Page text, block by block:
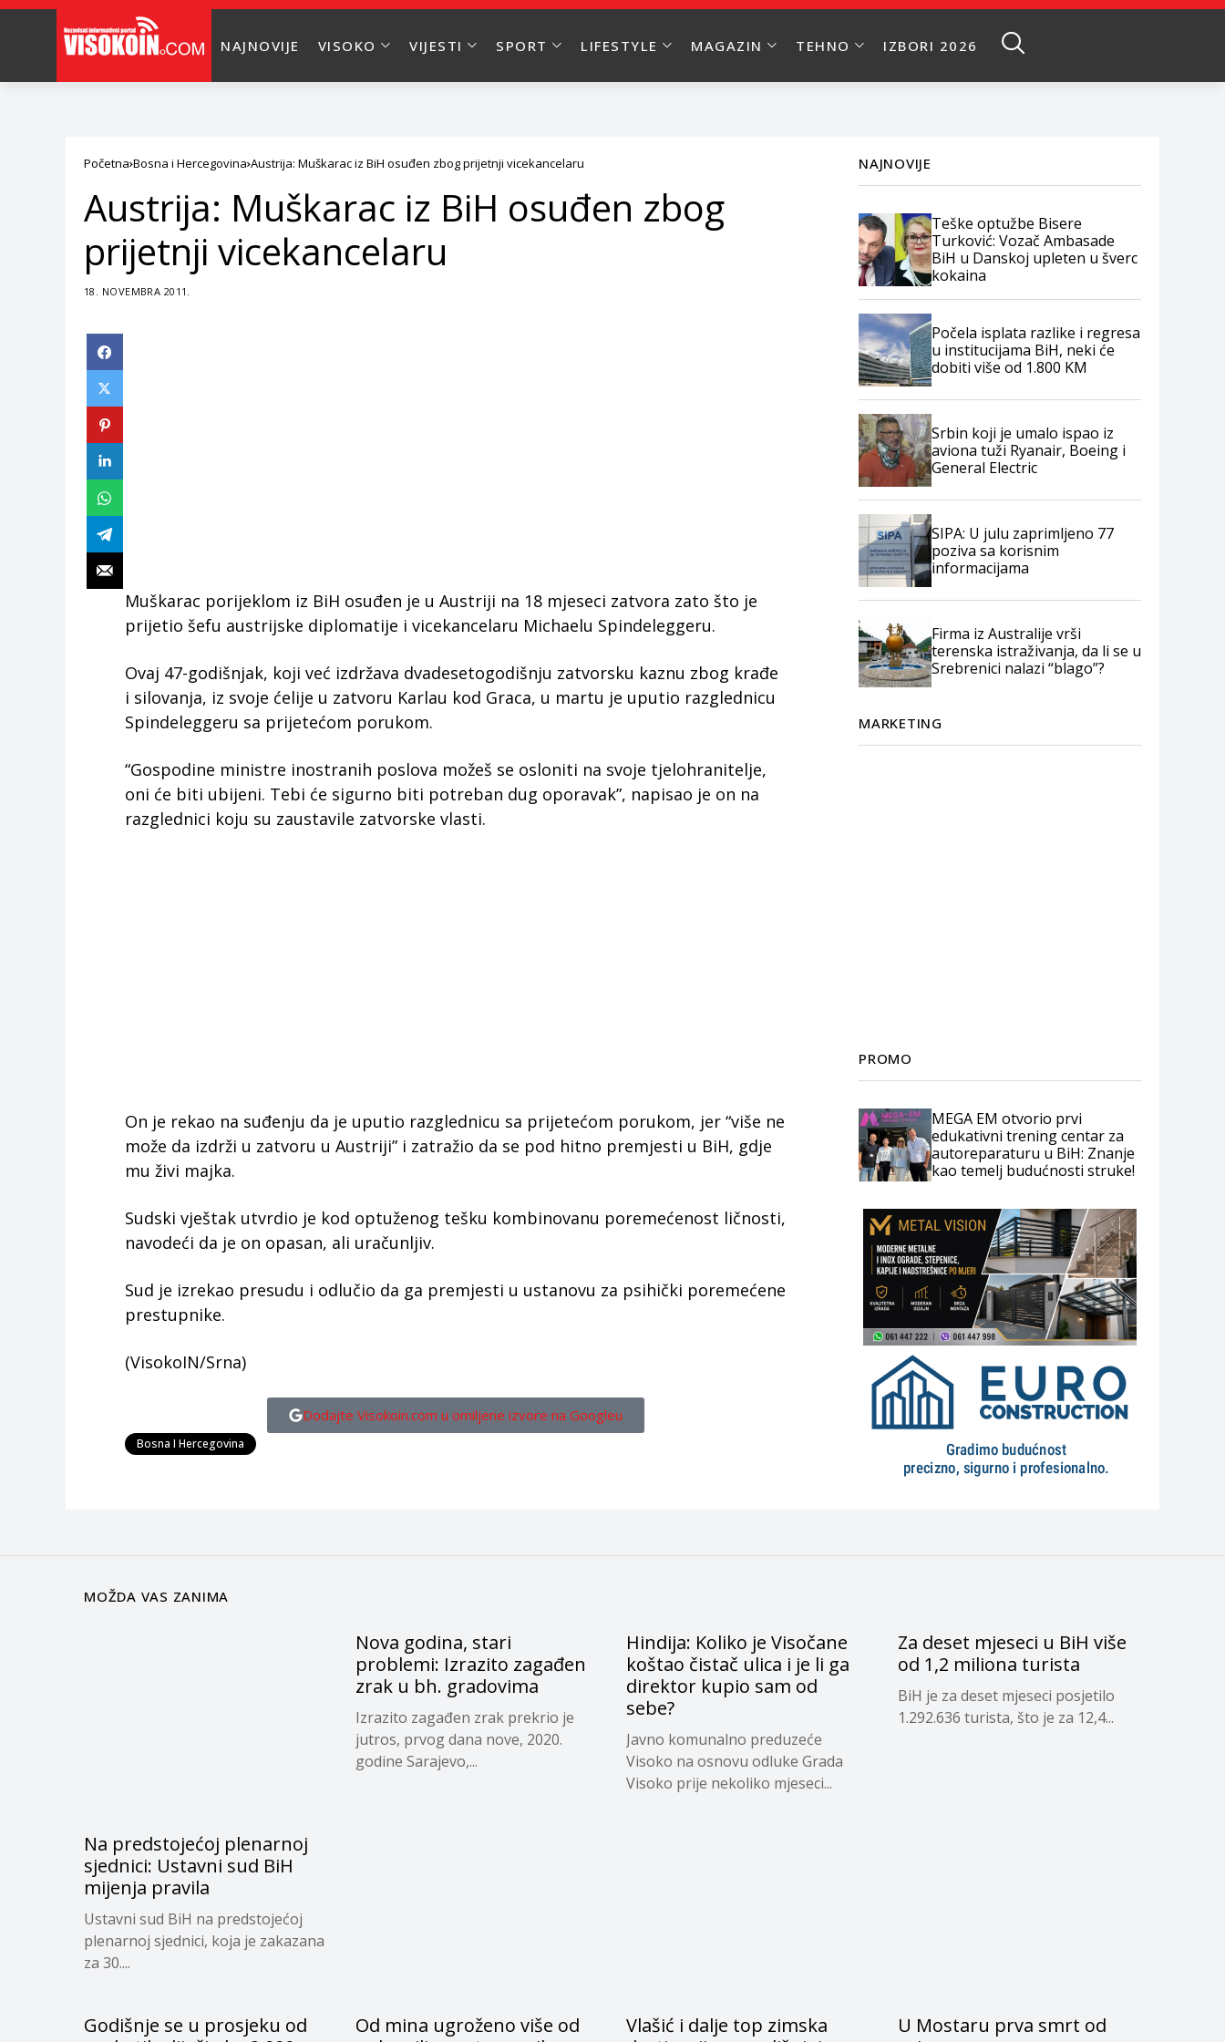
NAJNOVIJE VISOKO VIJESTI SPORT LIFESTYLE MAGAZIN TEHNO IZBORI 2026
Početna Bosna i Hercegovina Austrija: Muškarac iz BiH osuđen zbog prijetnji vicekancelaru
Austrija: Muškarac iz BiH osuđen zbog
prijetnji vicekancelaru
18. NOVEMBRA 2011.
Muškarac porijeklom iz BiH osuđen je u Austriji na 18 mjeseci zatvora zato što je
prijetio šefu austrijske diplomatije i vicekancelaru Michaelu Spindeleggeru.
Ovaj 47-godišnjak, koji već izdržava dvadesetogodišnju zatvorsku kaznu zbog krađe
i silovanja, iz svoje ćelije u zatvoru Karlau kod Graca, u martu je uputio razglednicu
Spindeleggeru sa prijetećom porukom.
“Gospodine ministre inostranih poslova možeš se osloniti na svoje tjelohranitelje,
oni će biti ubijeni. Tebi će sigurno biti potreban dug oporavak”, napisao je on na
razglednici koju su zaustavile zatvorske vlasti.
On je rekao na suđenju da je uputio razglednicu sa prijetećom porukom, jer “više ne
može da izdrži u zatvoru u Austriji” i zatražio da se pod hitno premjesti u BiH, gdje
mu živi majka.
Sudski vještak utvrdio je kod optuženog tešku kombinovanu poremećenost ličnosti,
navodeći da je on opasan, ali uračunljiv.
Sud je izrekao presudu i odlučio da ga premjesti u ustanovu za psihički poremećene
prestupnike.
(VisokoIN/Srna)
Dodajte Visokoin.com u omiljene izvore na Googleu
Bosna I Hercegovina
NAJNOVIJE
Teške optužbe Bisere
Turković: Vozač Ambasade
BiH u Danskoj upleten u šverc
kokaina
Počela isplata razlike i regresa
u institucijama BiH, neki će
dobiti više od 1.800 KM
Srbin koji je umalo ispao iz
aviona tuži Ryanair, Boeing i
General Electric
SIPA: U julu zaprimljeno 77
poziva sa korisnim
informacijama
Firma iz Australije vrši
terenska istraživanja, da li se u
Srebrenici nalazi “blago”?
MARKETING
PROMO
MEGA EM otvorio prvi
edukativni trening centar za
autoreparaturu u BiH: Znanje
kao temelj budućnosti struke!
MOŽDA VAS ZANIMA
Na predstojećoj plenarnoj
sjednici: Ustavni sud BiH
mijenja pravila
Ustavni sud BiH na predstojećoj
plenarnoj sjednici, koja je zakazana
za 30....
Nova godina, stari
problemi: Izrazito zagađen
zrak u bh. gradovima
Izrazito zagađen zrak prekrio je
jutros, prvog dana nove, 2020.
godine Sarajevo,...
Hindija: Koliko je Visočane
koštao čistač ulica i je li ga
direktor kupio sam od
sebe?
Javno komunalno preduzeće
Visoko na osnovu odluke Grada
Visoko prije nekoliko mjeseci...
Za deset mjeseci u BiH više
od 1,2 miliona turista
BiH je za deset mjeseci posjetilo
1.292.636 turista, što je za 12,4...
Godišnje se u prosjeku od
Od mina ugroženo više od
Vlašić i dalje top zimska
U Mostaru prva smrt od